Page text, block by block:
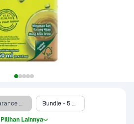
Clearance Sale - 250 mL Bundle - 5 x 250 mL*
Pilihan Lainnya